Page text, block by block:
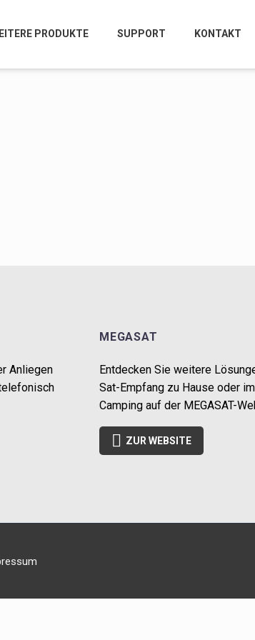
PRODUKTE SUPPORT KONTAKT
Anliegen
MEGASAT
Entdecken Sie weitere
Sat-Empfang zu Hause oder
Camping auf der MEGASAT-
 ZUR WEBSITE